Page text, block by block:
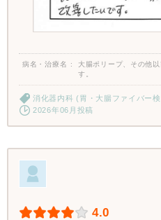
病名・治療名
大腸ポリープ、その他
す。
消化器内科 (胃・大腸ファイバー
2026年06月投稿
4.0